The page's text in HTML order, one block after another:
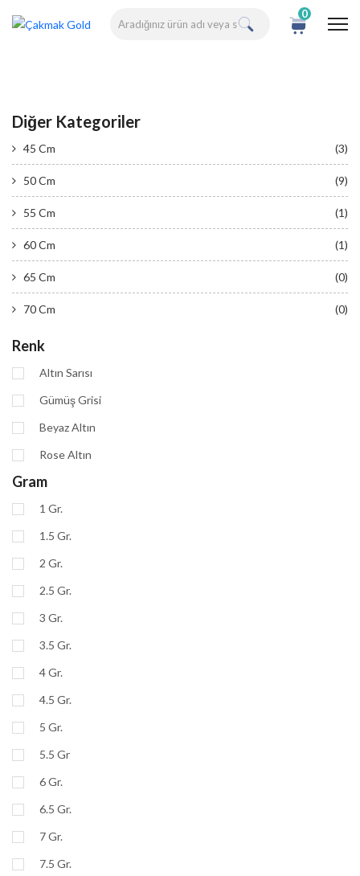
0
Diğer Kategoriler
45 Cm (3)
50 Cm (9)
55 Cm (1)
60 Cm (1)
65 Cm (0)
70 Cm (0)
Renk
Altın Sarısı
Gümüş Grisi
Beyaz Altın
Rose Altın
Gram
1 Gr.
1.5 Gr.
2 Gr.
2.5 Gr.
3 Gr.
3.5 Gr.
4 Gr.
4.5 Gr.
5 Gr.
5.5 Gr
6 Gr.
6.5 Gr.
7 Gr.
7.5 Gr.